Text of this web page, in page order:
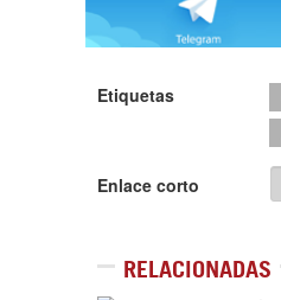
Etiquetas
Enlace corto
RELACIONADAS